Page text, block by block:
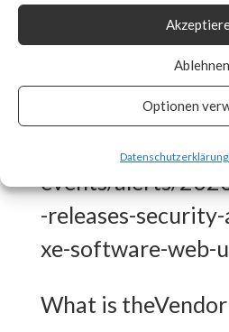
Ablehnen
Optionen
Datenschutzerklärung
devices have
compromised.
released an
https://
events/alerts/
-releases-
xe-software-web-
What is